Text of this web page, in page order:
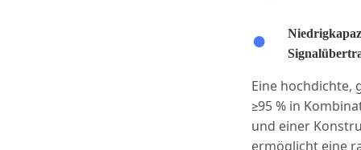
Eine hochdichte,
≥95 % in
und einer
ermöglicht eine